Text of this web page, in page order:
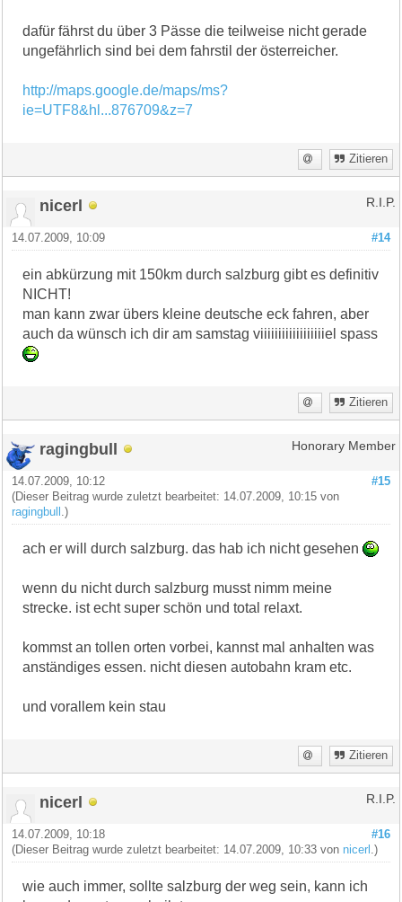
dafür fährst du über 3 Pässe die teilweise nicht gerade
ungefährlich sind bei dem fahrstil der österreicher.
http://maps.google.de/maps/ms?
ie=UTF8&hl...876709&z=7
Zitieren
nicerl R.I.P.
#14
14.07.2009, 10:09
ein abkürzung mit 150km durch salzburg gibt es definitiv
NICHT!
man kann zwar übers kleine deutsche eck fahren, aber
auch da wünsch ich dir am samstag viiiiiiiiiiiiiiiiiiel spass
Zitieren
ragingbull Honorary Member
#15
14.07.2009, 10:12
(Dieser Beitrag wurde zuletzt bearbeitet: 14.07.2009, 10:15 von
ragingbull
.)
ach er will durch salzburg. das hab ich nicht gesehen
wenn du nicht durch salzburg musst nimm meine
strecke. ist echt super schön und total relaxt.
kommst an tollen orten vorbei, kannst mal anhalten was
anständiges essen. nicht diesen autobahn kram etc.
und vorallem kein stau
Zitieren
nicerl R.I.P.
#16
14.07.2009, 10:18
(Dieser Beitrag wurde zuletzt bearbeitet: 14.07.2009, 10:33 von nicerl .)
wie auch immer, sollte salzburg der weg sein, kann ich